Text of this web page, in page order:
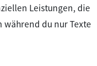
Leistungen, die
du nur Texte